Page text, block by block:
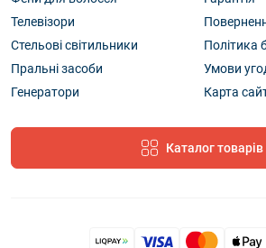
Телевізори
Стельові світильники
Пральні засоби
Генератори
Політика
Умови
Карта
Каталог товарів